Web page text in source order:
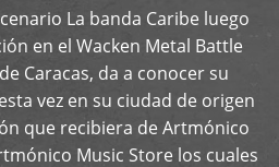
La banda Caribe luego
en el Wacken Metal Battle
Caracas, da a conocer su
vez en su ciudad de origen
que recibiera de Artmónico
Music Store los cuales
+